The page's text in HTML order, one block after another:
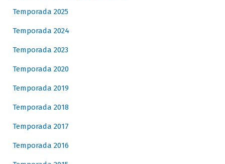
Temporada 2025
Temporada 2024
Temporada 2023
Temporada 2020
Temporada 2019
Temporada 2018
Temporada 2017
Temporada 2016